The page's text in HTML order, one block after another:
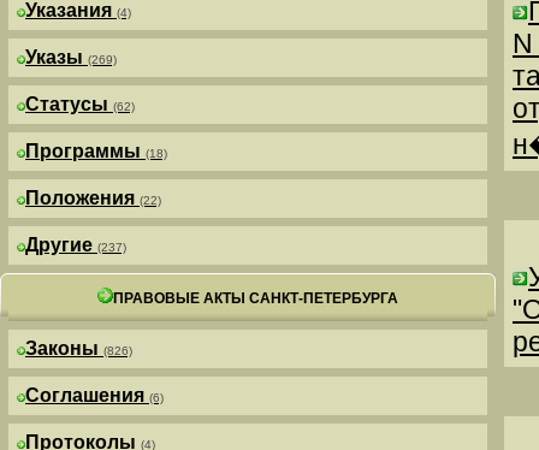
Указания (4)
Указы (269)
Статусы (62)
Программы (18)
Положения (22)
Другие (237)
ПРАВОВЫЕ АКТЫ САНКТ-ПЕТЕРБУРГА
Законы (826)
Соглашения (6)
Протоколы (4)